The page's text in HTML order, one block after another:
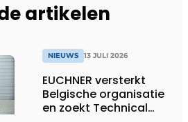
artikelen
NIEUWS 13 JULI 2026
EUCHNER versterkt
Belgische organisatie
en zoekt Technical